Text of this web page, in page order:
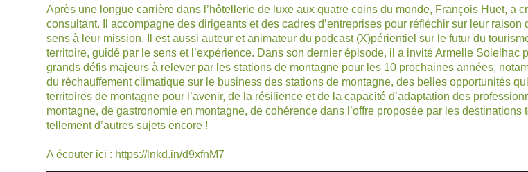
Après une longue carrière dans l’hôtellerie de luxe aux quatre coins du monde, François Huet, a
consultant. Il accompagne des dirigeants et des cadres d’entreprises pour réfléchir sur leur raison
sens à leur mission. Il est aussi auteur et animateur du podcast (X)périentiel sur le futur du
territoire, guidé par le sens et l’expérience. Dans son dernier épisode, il a invité Armelle Solelhac
grands défis majeurs à relever par les stations de montagne pour les 10 prochaines années,
du réchauffement climatique sur le business des stations de montagne, des belles opportunités
territoires de montagne pour l’avenir, de la résilience et de la capacité d’adaptation des
montagne, de gastronomie en montagne, de cohérence dans l’offre proposée par les destinations
tellement d’autres sujets encore !
A écouter ici : https://lnkd.in/d9xfnM7